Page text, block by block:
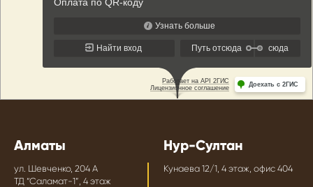
Алматы
ул. Шевченко, 204 А
ТД “Саламат-1”, 4 этаж
Нур-Султан
Кунаева 12/1, 4 этаж, офис 404